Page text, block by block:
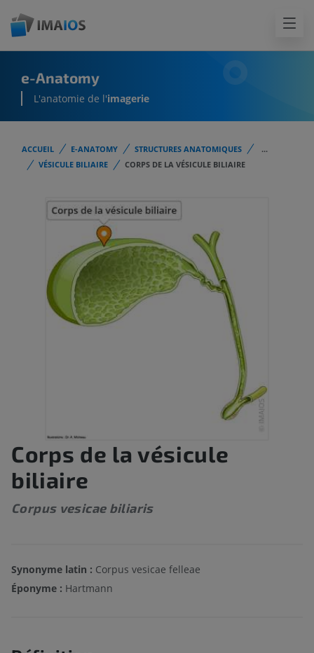
e-Anatomy
L'anatomie de l'imagerie
ACCUEIL E-ANATOMY STRUCTURES ANATOMIQUES
...
VÉSICULE BILIAIRE
CORPS DE LA VÉSICULE BILIAIRE
Corps de la vésicule
biliaire
Corpus vesicae biliaris
Synonyme latin : Corpus vesicae felleae
Éponyme : Hartmann